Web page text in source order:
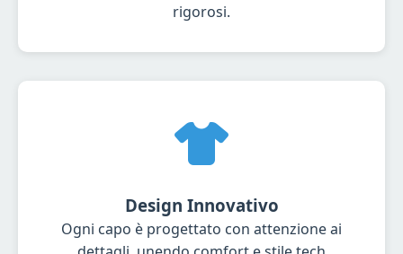
rigorosi.
Design Innovativo
Ogni capo è progettato con attenzione ai